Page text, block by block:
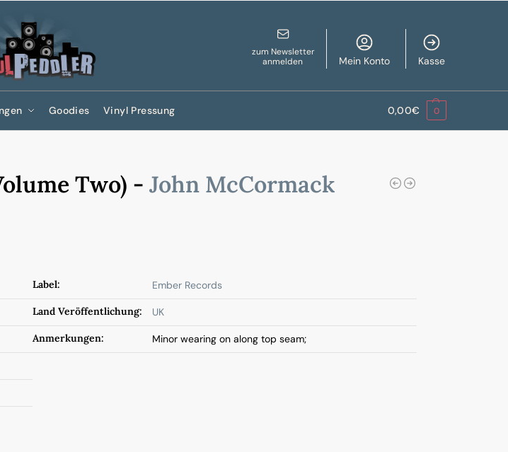
zum Newsletter
anmelden
Mein Konto Kasse
Goodies Vinyl Pressung 0,00€ 0
Two) - John McCormack
Label: Ember Records
Land Veröffentlichung: UK
Anmerkungen: Minor wearing on along top seam;